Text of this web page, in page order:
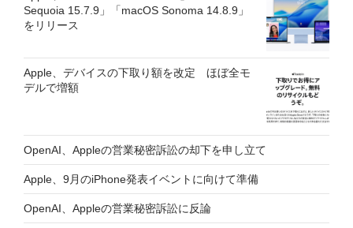
Sequoia 15.7.9」「macOS Sonoma 14.8.9」
をリリース
Apple、デバイスの下取り額を改定 ほぼ全モ
デルで増額
OpenAI、Appleの営業秘密訴訟の却下を申し立て
Apple、9月のiPhone発表イベントに向けて準備
OpenAI、Appleの営業秘密訴訟に反論